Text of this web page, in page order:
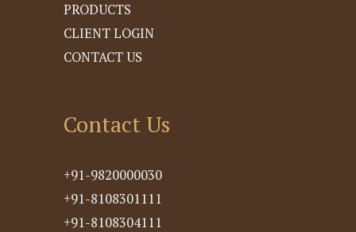
PRODUCTS
CLIENT LOGIN
CONTACT US
Contact Us
+91-9820000030
+91-8108301111
+91-8108304111